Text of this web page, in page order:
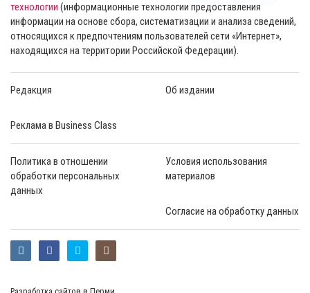
технологии (информационные технологии предоставления
информации на основе сбора, систематизации и анализа сведений,
относящихся к предпочтениям пользователей сети «Интернет»,
находящихся на территории Российской Федерации).
Редакция Об издании
Реклама в Business Class
Политика в отношении
обработки персональных
данных
Условия использования
материалов
Согласие на обработку данных